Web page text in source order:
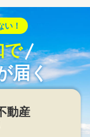
い！
で
届く
動産